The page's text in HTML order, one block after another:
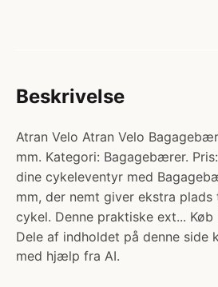
Beskrivelse
Atran Velo Atran Velo
mm. Kategori: Bagagebærer.
dine cykeleventyr med
mm, der nemt giver ekstra
cykel. Denne praktiske ext...
Dele af indholdet på denne side
med hjælp fra AI.